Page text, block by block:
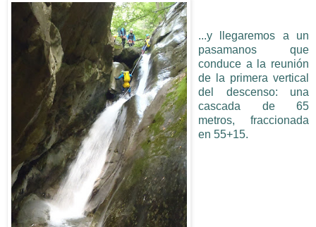
...y llegaremos a un
pasamanos que
conduce a la reunión
de la primera vertical
del descenso: una
cascada de 65
metros, fraccionada
en 55+15.